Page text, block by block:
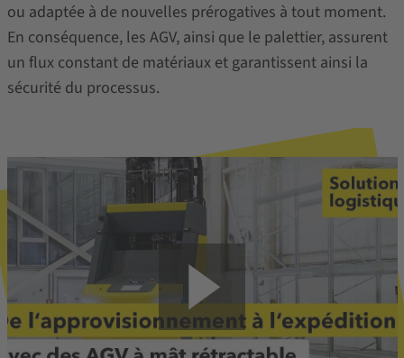
ou adaptée à de nouvelles prérogatives à tout moment.
En conséquence, les AGV, ainsi que le palettier, assurent
un flux constant de matériaux et garantissent ainsi la
sécurité du processus.